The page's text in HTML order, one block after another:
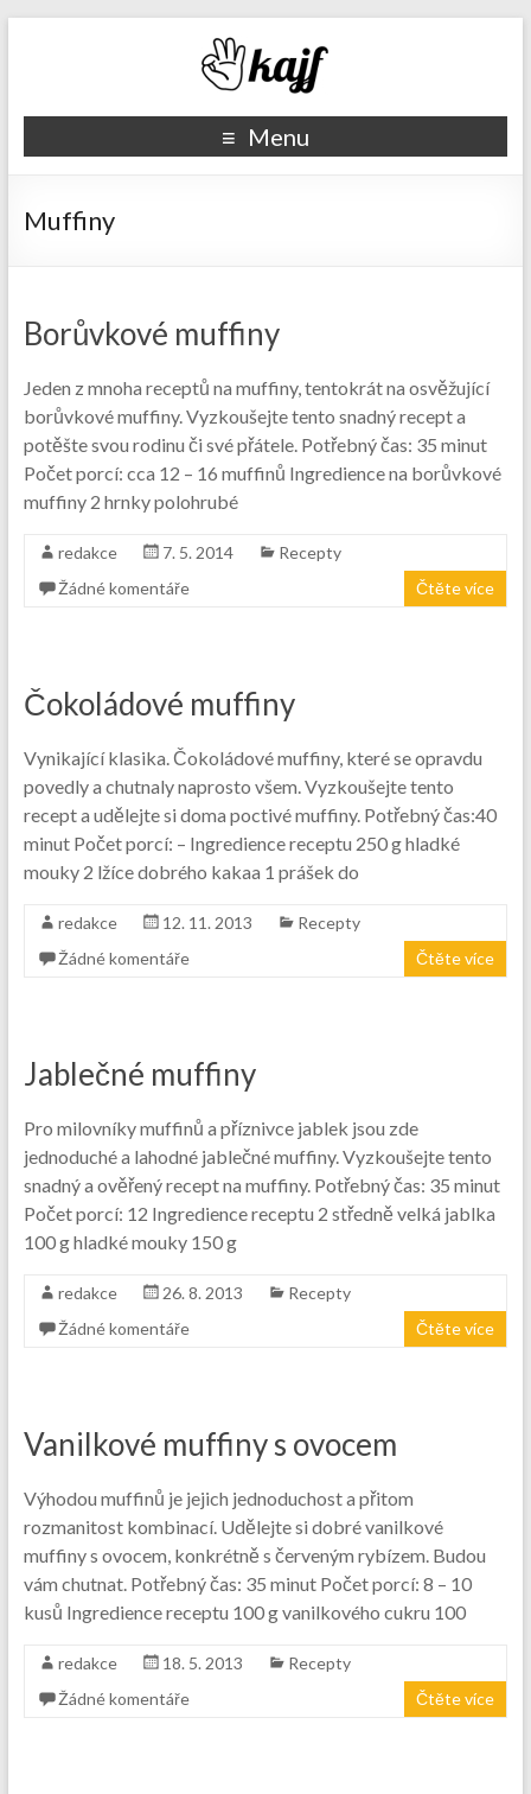
Recepty kajf.cz
Menu
Muffiny
Borůvkové muffiny
Jeden z mnoha receptů na muffiny, tentokrát na osvěžující
borůvkové muffiny. Vyzkoušejte tento snadný recept a
potěšte svou rodinu či své přátele. Potřebný čas: 35 minut
Počet porcí: cca 12 – 16 muffinů Ingredience na borůvkové
muffiny 2 hrnky polohrubé
redakce 7. 5. 2014
Recepty
Žádné komentáře
Čtěte více
Čokoládové muffiny
Vynikající klasika. Čokoládové muffiny, které se opravdu
povedly a chutnaly naprosto všem. Vyzkoušejte tento
recept a udělejte si doma poctivé muffiny. Potřebný čas:40
minut Počet porcí: – Ingredience receptu 250 g hladké
mouky 2 lžíce dobrého kakaa 1 prášek do
redakce 12. 11. 2013
Recepty
Žádné komentáře
Čtěte více
Jablečné muffiny
Pro milovníky muffinů a příznivce jablek jsou zde
jednoduché a lahodné jablečné muffiny. Vyzkoušejte tento
snadný a ověřený recept na muffiny. Potřebný čas: 35 minut
Počet porcí: 12 Ingredience receptu 2 středně velká jablka
100 g hladké mouky 150 g
redakce 26. 8. 2013
Recepty
Žádné komentáře
Čtěte více
Vanilkové muffiny s ovocem
Výhodou muffinů je jejich jednoduchost a přitom
rozmanitost kombinací. Udělejte si dobré vanilkové
muffiny s ovocem, konkrétně s červeným rybízem. Budou
vám chutnat. Potřebný čas: 35 minut Počet porcí: 8 – 10
kusů Ingredience receptu 100 g vanilkového cukru 100
redakce 18. 5. 2013
Recepty
Žádné komentáře
Čtěte více